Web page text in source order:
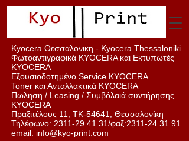
Kyocera Θεσσαλονικη - Kyocera Thessaloniki
Φωτοαντιγραφικά KYOCERA και Εκτυπωτές
KYOCERA
Εξουσιοδοτημένο Service KYOCERA
Toner και Ανταλλακτικά KYOCERA
Πωληση / Leasing / Συμβόλαιά συντήρησης
KYOCERA
Πραξιτέλους 11, ΤΚ-54641, Θεσσαλονίκη
Τηλέφωνο: 2311-29.41.31/φαξ:2311-24.31.91
email: info@kyo-print.com